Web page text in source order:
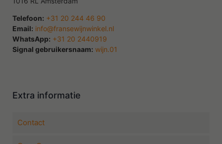
Telefoon: +31 20 244 46 90
Email: info@fransewijnwinkel.nl
WhatsApp: +31 20 2440919
Signal gebruikersnaam: wijn.01
Extra informatie
Contact